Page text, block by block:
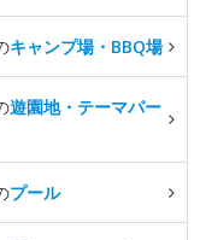
キャンプ場・BBQ場
遊園地・テーマパー
プール